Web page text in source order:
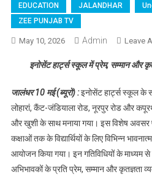
EDUCATION JALANDHAR
ZEE PUNJAB TV
May 10, 2026 Admin Leave
इनोसेंट हार्ट्स स्कूल में प्रेम, सम्मान और
जालंधर 10 मई (ब्यूरो) :इनोसेंट हार्ट्स स्कूल के
लोहारां, कैंट-जंडियाला रोड, नूरपुर रोड और
और खुशी के साथ मनाया गया। इस विशेष अवसर
कक्षाओं तक के विद्यार्थियों के लिए विभिन्न
आयोजन किया गया। इन गतिविधियों के माध्यम से
अभिभावकों के प्रति प्रेम, सम्मान और कृतज्ञता